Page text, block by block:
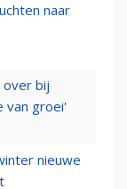
naar
over bij
van groei'
nieuwe